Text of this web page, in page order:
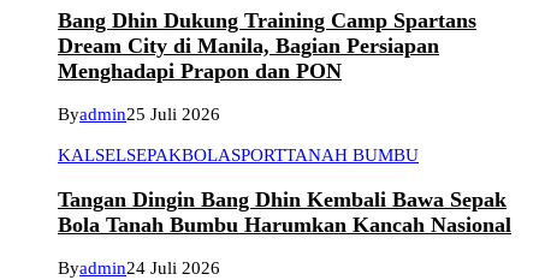
Bang Dhin Dukung Training Camp Spartans
Dream City di Manila, Bagian Persiapan
Menghadapi Prapon dan PON
Byadmin25 Juli 2026
KALSELSEPAKBOLASPORTTANAH BUMBU
Tangan Dingin Bang Dhin Kembali Bawa Sepak
Bola Tanah Bumbu Harumkan Kancah Nasional
Byadmin24 Juli 2026